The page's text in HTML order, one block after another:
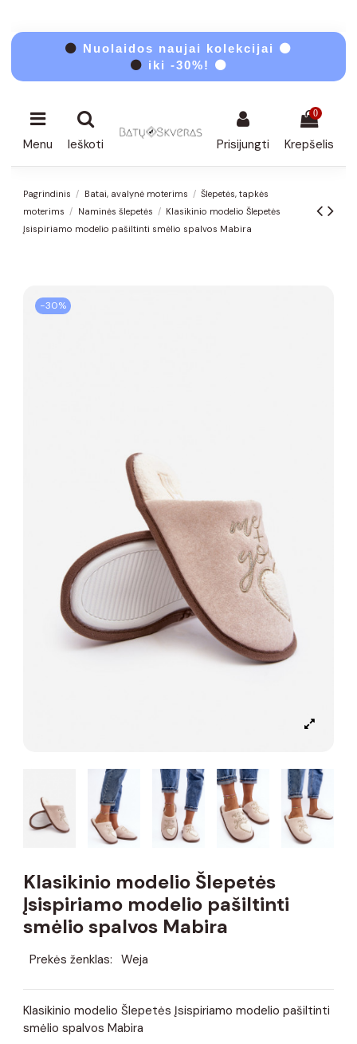
⚫ Nuolaidos naujai kolekcijai ⚫
⚫ iki -30%! ⚫
Menu Ieškoti Prisijungti
0
Krepšelis
Pagrindinis Batai, avalynė moterims
Šlepetės, tapkės
moterims
Naminės šlepetės
Klasikinio modelio Šlepetės
Įsispiriamo modelio pašiltinti smėlio spalvos Mabira
−30%
Klasikinio modelio Šlepetės
Įsispiriamo modelio pašiltinti
smėlio spalvos Mabira
Prekės ženklas: Weja
Klasikinio modelio Šlepetės Įsispiriamo modelio pašiltinti
smėlio spalvos Mabira